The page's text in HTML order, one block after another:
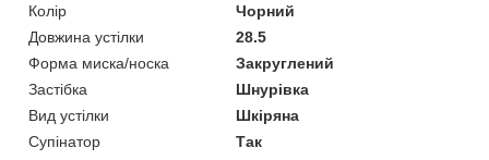
Колір
Чорний
Довжина устілки
28.5
Форма миска/носка
Закруглений
Застібка
Шнурівка
Вид устілки
Шкіряна
Супінатор
Так